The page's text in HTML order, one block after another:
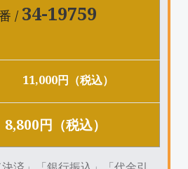
/ 34-19759
11,000円（税込）
8,800円（税込）